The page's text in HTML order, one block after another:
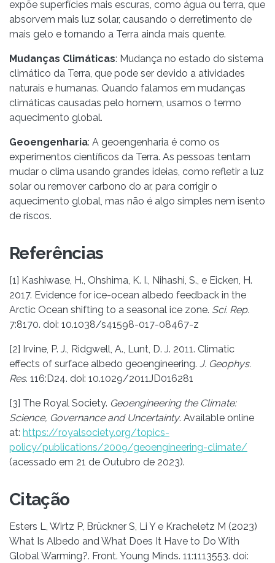
expõe superfícies mais escuras, como água ou terra, que
absorvem mais luz solar, causando o derretimento de
mais gelo e tornando a Terra ainda mais quente.
Mudanças Climáticas: Mudança no estado do sistema
climático da Terra, que pode ser devido a atividades
naturais e humanas. Quando falamos em mudanças
climáticas causadas pelo homem, usamos o termo
aquecimento global.
Geoengenharia: A geoengenharia é como os
experimentos científicos da Terra. As pessoas tentam
mudar o clima usando grandes ideias, como refletir a luz
solar ou remover carbono do ar, para corrigir o
aquecimento global, mas não é algo simples nem isento
de riscos.
Referências
[1] Kashiwase, H., Ohshima, K. I., Nihashi, S., e Eicken, H.
2017. Evidence for ice-ocean albedo feedback in the
Arctic Ocean shifting to a seasonal ice zone. Sci. Rep.
7:8170. doi: 10.1038/s41598-017-08467-z
[2] Irvine, P. J., Ridgwell, A., Lunt, D. J. 2011. Climatic
effects of surface albedo geoengineering. J. Geophys.
Res. 116:D24. doi: 10.1029/2011JD016281
[3] The Royal Society. Geoengineering the Climate:
Science, Governance and Uncertainty. Available online
at: https://royalsociety.org/topics-
policy/publications/2009/geoengineering-climate/
(acessado em 21 de Outubro de 2023).
Citação
Esters L, Wirtz P, Brückner S, Li Y e Kracheletz M (2023)
What Is Albedo and What Does It Have to Do With
Global Warming?. Front. Young Minds. 11:1113553. doi: